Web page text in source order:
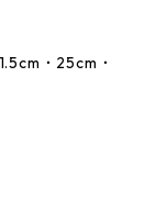
・25cm・